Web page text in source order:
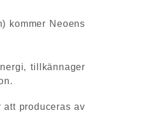
kommer Neoens
tillkännager
produceras av